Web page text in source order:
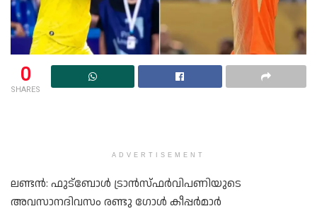
0
SHARES
ADVERTISEMENT
ലണ്ടൻ: ഫുട്‌ബോൾ ട്രാൻസ്‌ഫർവിപണിയുടെ
അവസാനദിവസം രണ്ടു ഗോൾ കീപ്പർമാർ